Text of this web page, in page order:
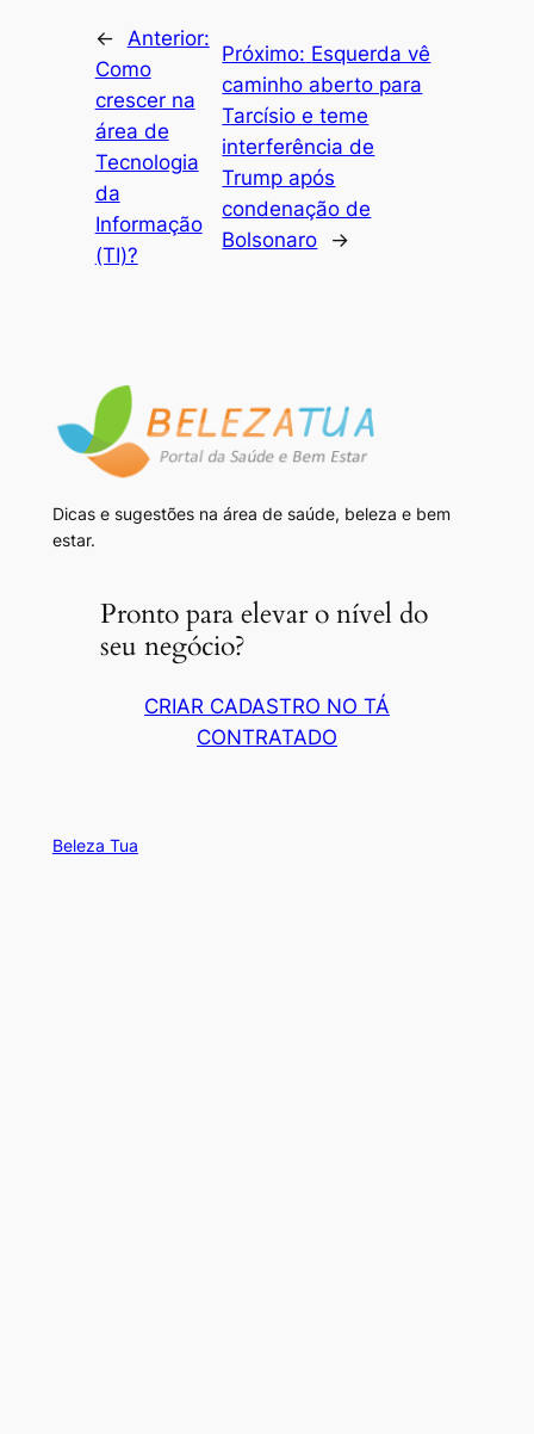
←
Anterior:
Como
crescer na
área de
Tecnologia
da
Informação
(TI)?
Próximo: Esquerda vê
caminho aberto para
Tarcísio e teme
interferência de
Trump após
condenação de
Bolsonaro
→
Dicas e sugestões na área de saúde, beleza e bem
estar.
Pronto para elevar o nível do
seu negócio?
CRIAR CADASTRO NO TÁ
CONTRATADO
Beleza Tua